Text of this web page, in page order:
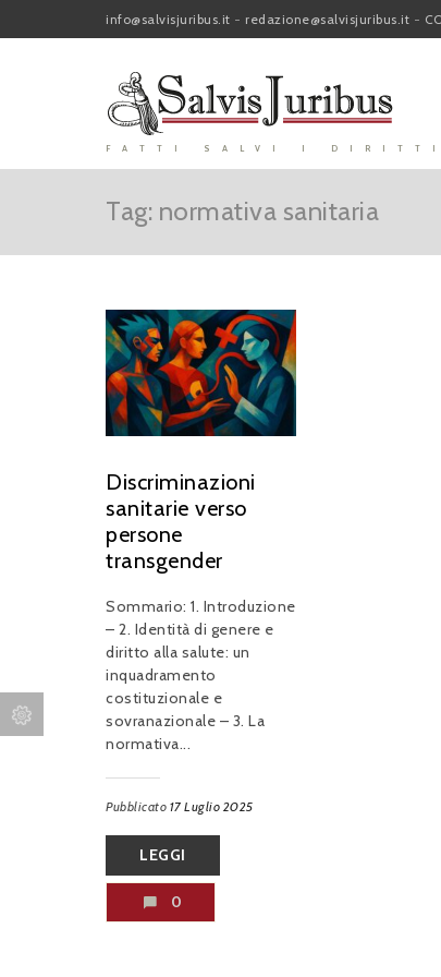
info@salvisjuribus.it - redazione@salvisjuribus.it -
FATTI SALVI I DIRITTI
Tag: normativa sanitaria
Discriminazioni
sanitarie verso
persone
transgender
Sommario: 1. Introduzione
– 2. Identità di genere e
diritto alla salute: un
inquadramento
costituzionale e
sovranazionale – 3. La
normativa...
Pubblicato 17 Luglio 2025
LEGGI
0